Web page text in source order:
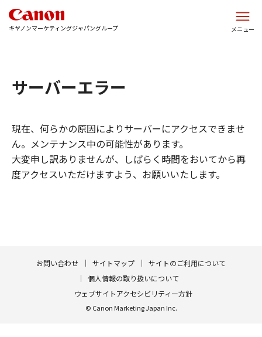
キヤノンマーケティングジャパングループ メニュー
サーバーエラー
現在、何らかの原因によりサーバーにアクセスできませ
ん。メンテナンス中の可能性があります。
大変申し訳ありませんが、しばらく時間をおいてから再
度アクセスいただけますよう、お願いいたします。
お問い合わせ サイトマップ
サイトのご利用について
個人情報の取り扱いについて
ウェブサイトアクセシビリティー方針
© Canon Marketing Japan Inc.